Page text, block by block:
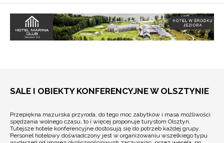
SALE I OBIEKTY KONFERENCYJNE W OLSZTYNIE
Przepiękna mazurska przyroda, do tego moc zabytków i masa możliwości
spędzania wolnego czasu, to i więcej proponuje turystom Olsztyn.
Tutejsze hotele konferencyjne dostosują się do potrzeb każdej grupy.
Personel hotelowy doświadczony jest w organizowaniu wszelkiego typu